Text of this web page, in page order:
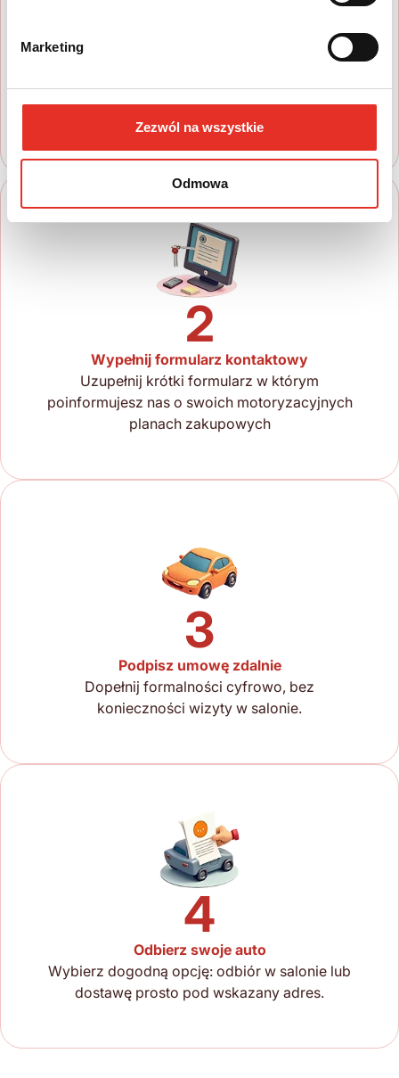
Marketing
Zezwól na wszystkie
Odmowa
oczekiwania
2
Wypełnij formularz kontaktowy
Uzupełnij krótki formularz w którym
poinformujesz nas o swoich motoryzacyjnych
planach zakupowych
3
Podpisz umowę zdalnie
Dopełnij formalności cyfrowo, bez
konieczności wizyty w salonie.
4
Odbierz swoje auto
Wybierz dogodną opcję: odbiór w salonie lub
dostawę prosto pod wskazany adres.